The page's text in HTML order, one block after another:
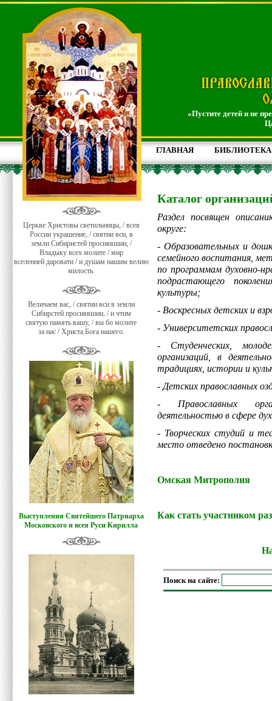
«Пустите детей и не
ГЛАВНАЯ БИБЛИОТЕКА
Церкве Христовы светильницы, / всея
России украшение, / святии вси, в
земли Сибиристей просиявшии, /
Владыку всех молите / мир
вселенней даровати / и душам нашим велию
милость.
Величаем вас, / святии вси в земли
Сибирстей просиявшии, / и чтим
святую память вашу, / вы бо молите
за нас / Христа Бога нашего.
Выступления Святейшего Патриарха
Московского и всея Руси Кирилла
Каталог
Раздел посвящен
округе:
- Образовательных и
семейного воспитания,
по программам духовно-
подрастающего
культуры;
- Воскресных детских и
- Университетских
- Студенческих,
организаций, в
традициях, истории и
- Детских православных
- Православных
деятельностью в сфере
- Творческих студий и
место отведено
Омская Митрополия
Как стать участником
Поиск на сайте: